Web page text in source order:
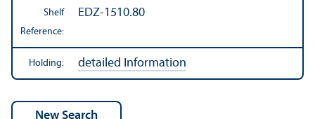
Shelf
Reference:
EDZ-1510.80
Holding: detailed Information